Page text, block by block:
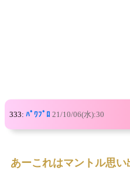
333: ﾊﾟﾜﾌﾟﾛ 21/10/06(水):30
あーこれはマントル思